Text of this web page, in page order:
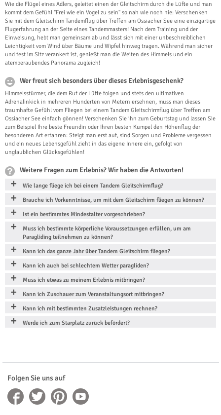
Wie die Flügel eines Adlers, geleitet einen der Gleitschirm durch die Lüfte und man
kommt dem Gefühl "Frei wie ein Vogel zu sein" so nah wie noch nie: Verschenken
Sie mit dem Gleitschirm Tandemflug über Treffen am Ossiacher See eine einzigartige
Flugerfahrung an der Seite eines Tandemmasters! Nach dem Training und der
Einweisung, hebt man gemeinsam ab und lässt sich mit einer unbeschreiblichen
Leichtigkeit vom Wind über Bäume und Wipfel hinweg tragen. Während man sicher
und fest im Sitz verankert ist, genießt man die Weiten des Himmels und ein
atemberaubendes Panorama zugleich!
Wer freut sich besonders über dieses Erlebnisgeschenk?
Himmelsstürmer, die dem Ruf der Lüfte folgen und stets den ultimativen
Adrenalinkick in mehreren Hunderten von Metern ersehnen, muss man dieses
traumhafte Gefühl vom Fliegen bei einem Tandem Gleitschirmflug über Treffen am
Ossiacher See einfach gönnen! Verschenken Sie ihn zum Geburtstag und lassen Sie
zum Beispiel Ihre beste Freundin oder Ihren besten Kumpel den Höhenflug der
besonderen Art erfahren: Steigt man erst auf, sind Sorgen und Probleme vergessen
und ein neues Lebensgefühl zieht in das eigene Innere ein, gefolgt von
unglaublichen Glücksgefühlen!
Weitere Fragen zum Erlebnis? Wir haben die Antworten!
Wie lange fliege ich bei einem Tandem Gleitschirmflug?
Brauche ich Vorkenntnisse, um mit dem Gleitschirm fliegen zu können?
Ist ein bestimmtes Mindestalter vorgeschrieben?
Muss ich bestimmte körperliche Voraussetzungen erfüllen, um am
Paragliding teilnehmen zu können?
Kann ich das ganze Jahr über Tandem Gleitschirm fliegen?
Kann ich auch bei schlechtem Wetter paragliden?
Muss ich etwas zu meinem Erlebnis mitbringen?
Kann ich Zuschauer zum Veranstaltungsort mitbringen?
Kann ich mit bestimmten Zusatzleistungen rechnen?
Werde ich zum Starplatz zurück befördert?
Folgen Sie uns auf